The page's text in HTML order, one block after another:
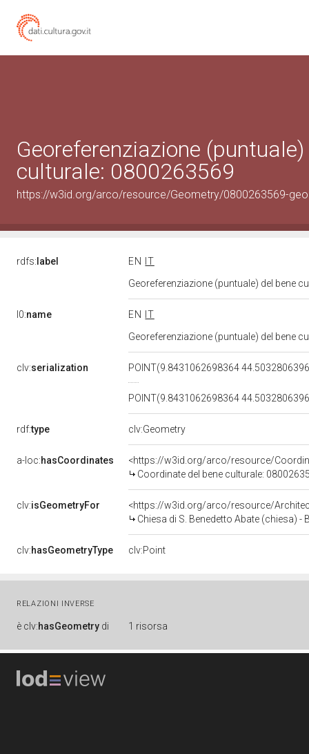
Georeferenziazione
culturale: 0800263569
https://w3id.org/arco/resource/Geometry/0800263569-
rdfs: label EN
IT
Georeferenziazione (puntuale) del bene
l0:name EN
IT
Georeferenziazione (puntuale) del bene
clv:serialization POINT(9.8431062698364
POINT(9.8431062698364
rdf:type clv:Geometry
a-loc:hasCoordinates
<https://w3id.org/arco/resource/
Coordinate del bene culturale:
clv:isGeometryFor
<https://w3id.org/arco/resource/
Chiesa di S. Benedetto Abate (chiesa) -
clv:hasGeometryType clv:Point
RELAZIONI INVERSE
è clv:hasGeometry di 1 risorsa